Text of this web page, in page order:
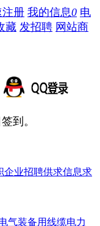
注册 我的信息0 电
藏 发招聘 网站商
到。
企业招聘供求信息求
气装备用线缆电力